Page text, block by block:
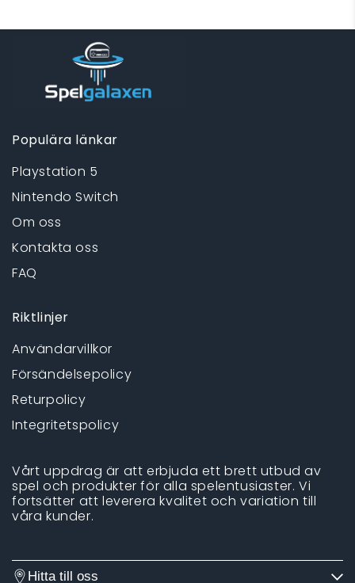
Populära länkar
Playstation 5
Nintendo Switch
Om oss
Kontakta oss
FAQ
Riktlinjer
Användarvillkor
Försändelsepolicy
Returpolicy
Integritetspolicy
Vårt uppdrag är att erbjuda ett brett utbud av
spel och produkter för alla spelentusiaster. Vi
fortsätter att leverera kvalitet och variation till
våra kunder.
Hitta till oss